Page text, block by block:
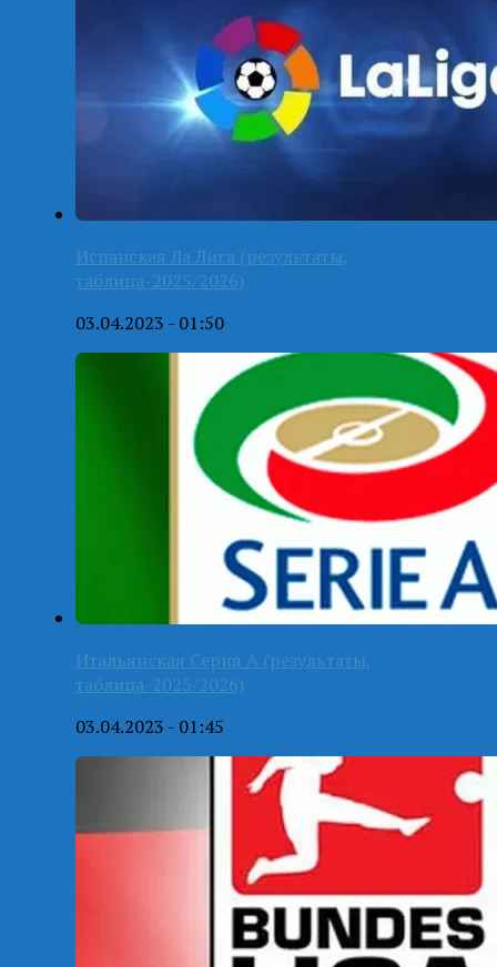
Испанская Ла Лига (результаты,
таблица-2025/2026)
03.04.2023 - 01:50
Итальянская Серия А (результаты,
таблица-2025/2026)
03.04.2023 - 01:45